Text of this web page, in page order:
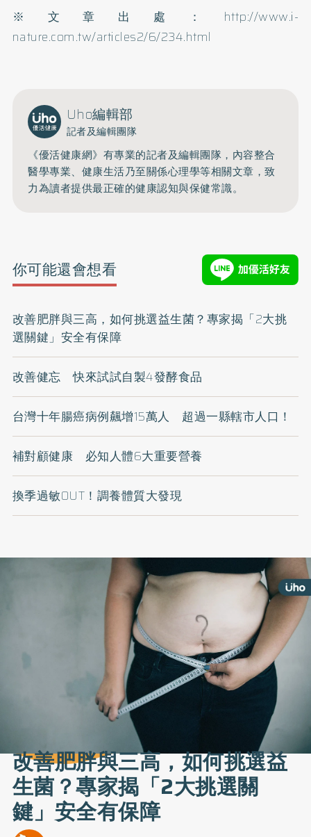
※文章出處： http://www.i-
nature.com.tw/articles2/6/234.html
Uho編輯部
記者及編輯團隊
《優活健康網》有專業的記者及編輯團隊，內容整合
醫學專業、健康生活乃至關係心理學等相關文章，致
力為讀者提供最正確的健康認知與保健常識。
你可能還會想看
改善肥胖與三高，如何挑選益生菌？專家揭「2大挑
選關鍵」安全有保障
改善健忘 快來試試自製4發酵食品
台灣十年腸癌病例飆增15萬人 超過一縣轄市人口！
補對顧健康 必知人體6大重要營養
換季過敏OUT！調養體質大發現
改善肥胖與三高，如何挑選益
生菌？專家揭「2大挑選關
鍵」安全有保障